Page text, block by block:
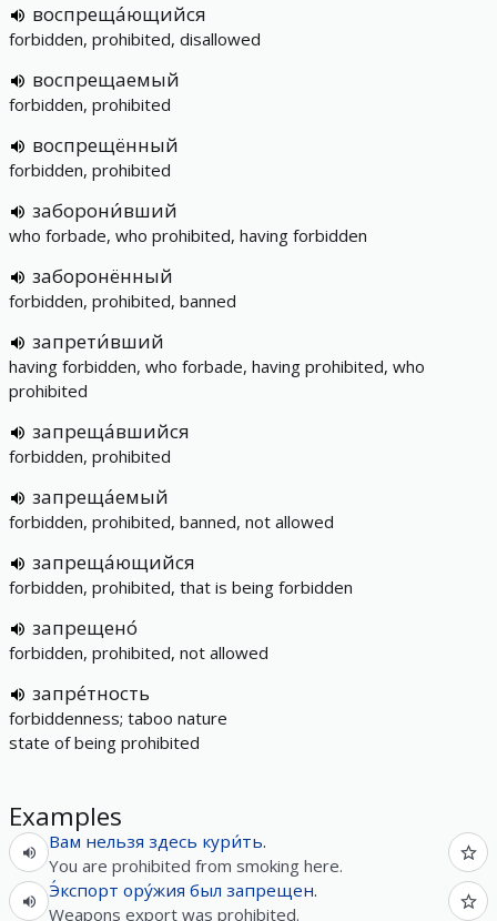
воспреща́ющийся
forbidden, prohibited, disallowed
воспрещаемый
forbidden, prohibited
воспрещённый
forbidden, prohibited
заборони́вший
who forbade, who prohibited, having forbidden
заборонённый
forbidden, prohibited, banned
запрети́вший
having forbidden, who forbade, having prohibited, who
prohibited
запреща́вшийся
forbidden, prohibited
запреща́емый
forbidden, prohibited, banned, not allowed
запреща́ющийся
forbidden, prohibited, that is being forbidden
запрещено́
forbidden, prohibited, not allowed
запре́тность
forbiddenness; taboo nature
state of being prohibited
Examples
Вам нельзя здесь кури́ть.
You are prohibited from smoking here.
Э́кспорт ору́жия был запрещен.
Weapons export was prohibited.